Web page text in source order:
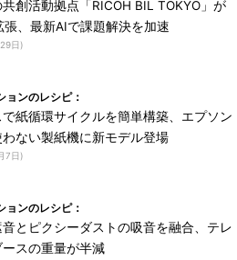
共創活動拠点「RICOH BIL TOKYO」が
張、最新AIで課題解決を加速
日)
ョンのレシピ：
で紙循環サイクルを簡単構築、エプソン
ない製紙機に新モデル登場
7日)
ョンのレシピ：
音とピクシーダストの吸音を融合、テレ
ースの重量が半減